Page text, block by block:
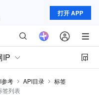
打开 APP
IP
参考 API目录
标签
签列表